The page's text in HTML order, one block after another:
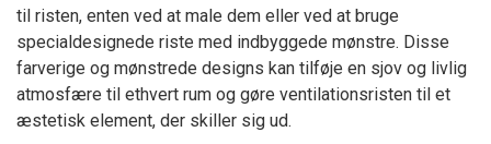
til risten, enten ved at male dem eller ved at bruge
specialdesignede riste med indbyggede mønstre. Disse
farverige og mønstrede designs kan tilføje en sjov og livlig
atmosfære til ethvert rum og gøre ventilationsristen til et
æstetisk element, der skiller sig ud.